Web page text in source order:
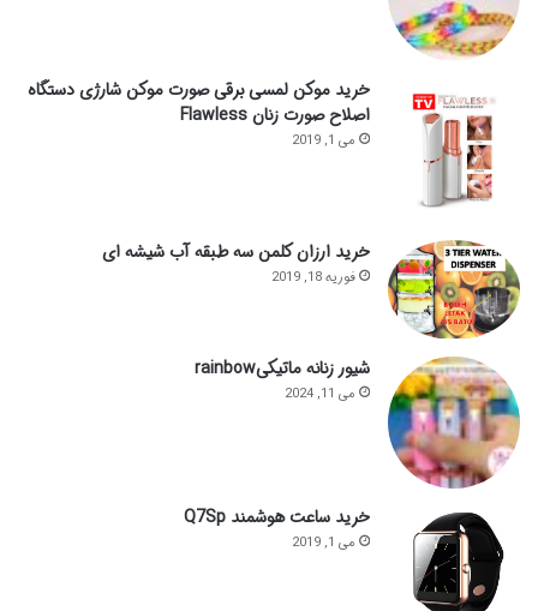
خرید موکن لمسی برقی صورت موکن شارژی دستگاه
اصلاح صورت زنان Flawless
می 1, 2019
خرید ارزان کلمن سه طبقه آب شیشه ای
فوریه 18, 2019
شیور زنانه ماتیکیrainbow
می 11, 2024
خرید ساعت هوشمند Q7Sp
می 1, 2019